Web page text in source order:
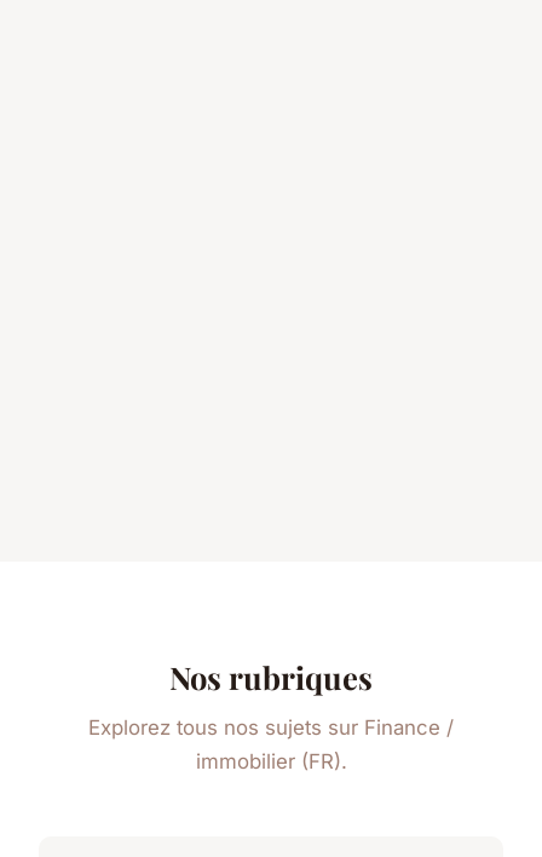
Nos rubriques
Explorez tous nos sujets sur Finance /
immobilier (FR).